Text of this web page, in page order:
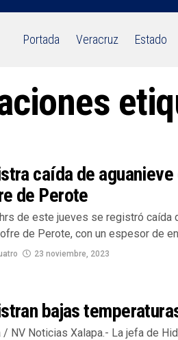
Portada Veracruz Estado
caída de aguanieve
de Perote
de este jueves se registró caída
de Perote, con un espesor de
23 noviembre, 2023
bajas
/ NV Noticias Xalapa.- La jefa de